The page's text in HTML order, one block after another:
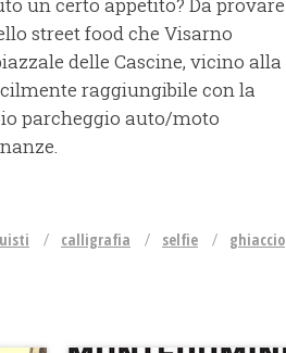
un certo appetito? Da provare
street food che Visarno
delle Cascine, vicino alla
raggiungibile con la
parcheggio auto/moto
calligrafia selfie
ghiaccio